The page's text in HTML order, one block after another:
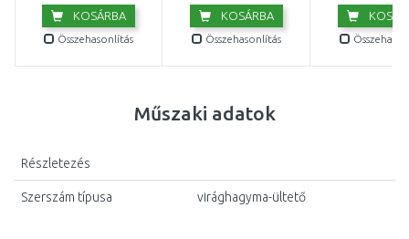
KOSÁRBA
Összehasonlítás
KOSÁRBA
Összehasonlítás
Műszaki adatok
Részletezés
Szerszám típusa virághagyma-ültető